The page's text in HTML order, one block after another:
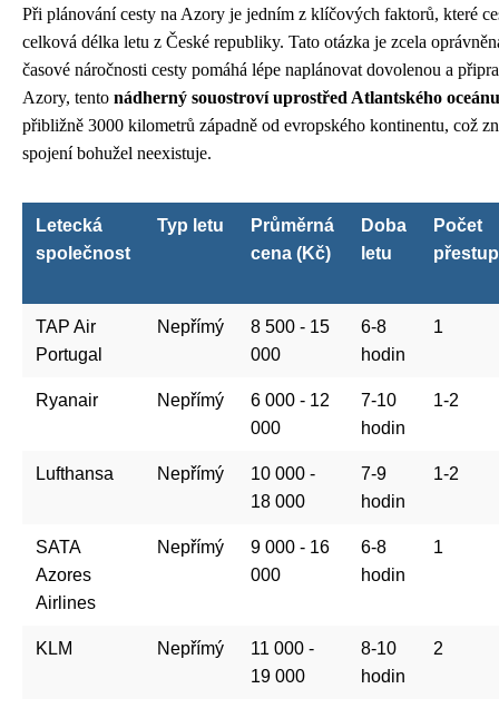
Při plánování cesty na Azory je jedním z klíčových faktorů, které
celková délka letu z České republiky. Tato otázka je zcela
časové náročnosti cesty pomáhá lépe naplánovat dovolenou a
Azory, tento nádherný souostroví uprostřed Atlantského oceánu
přibližně 3000 kilometrů západně od evropského kontinentu, což
spojení bohužel neexistuje.
Letecká
společnost
Typ letu
Průměrná
cena (Kč)
Doba
letu
Počet
TAP Air
Portugal
Nepřímý
8 500 - 15
000
6-8
hodin
1
Ryanair Nepřímý
6 000 - 12
000
7-10
hodin
1-2
Lufthansa Nepřímý
10 000 -
18 000
7-9
hodin
1-2
SATA
Azores
Airlines
Nepřímý
9 000 - 16
000
6-8
hodin
1
KLM Nepřímý
11 000 -
19 000
8-10
hodin
2